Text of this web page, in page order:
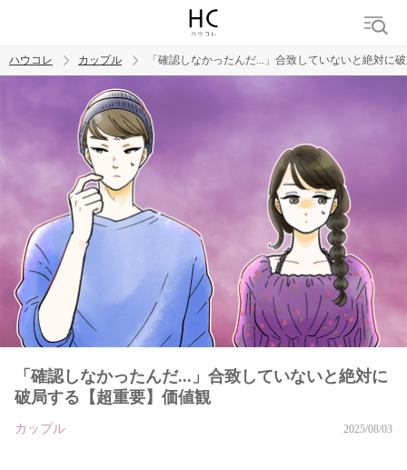
トレンド ワード
デート 長続き
ハウコレ カップル 「確認しなかったんだ...」合致していないと絶対に
「確認しなかったんだ...」合致していないと絶対に
破局する【超重要】価値観
カップル 2025/08/03